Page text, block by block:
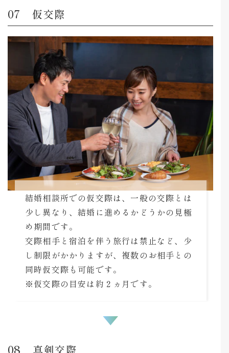
仮交際
結婚相談所での仮交際は、一般の交際とは
少し異なり、結婚に進めるかどうかの見極
め期間です。
交際相手と宿泊を伴う旅行は禁止など、少
し制限がかかりますが、複数のお相手との
同時仮交際も可能です。
※仮交際の目安は約２ヵ月です。
真剣交際